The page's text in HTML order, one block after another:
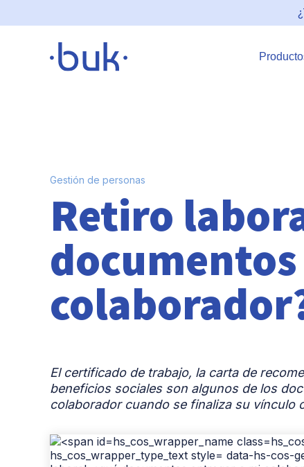
Gestión de personas
Retiro
El certificado de trabajo, la carta de
beneficios sociales son algunos de los
colaborador cuando se finaliza su vínculo